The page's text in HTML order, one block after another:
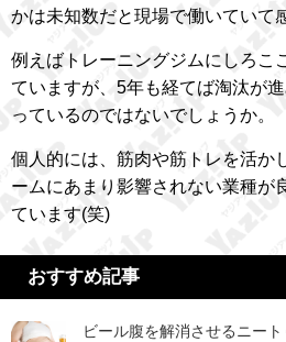
かは未知数だと現場で働いていて
例えばトレーニングジムにしろこ
ていますが、5年も経てば淘汰が
っているのではないでしょうか。
個人的には、筋肉や筋トレを活か
ームにあまり影響されない業種が
ています(笑)
おすすめ記事
ビール腹を解消させるニー